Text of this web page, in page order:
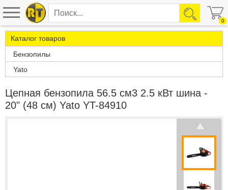
0
Каталог товаров
Бензопилы
Yato
Цепная бензопила 56.5 см3 2.5 кВт шина -
20" (48 см) Yato YT-84910